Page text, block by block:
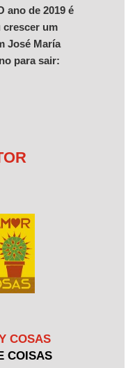
ano de 2019 é
crescer um
José María
para sair:
COSAS
COISAS